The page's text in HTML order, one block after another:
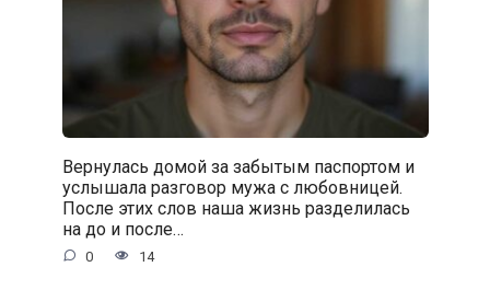
Вернулась домой за забытым паспортом и
услышала разговор мужа с любовницей.
После этих слов наша жизнь разделилась
на до и после…
0 14